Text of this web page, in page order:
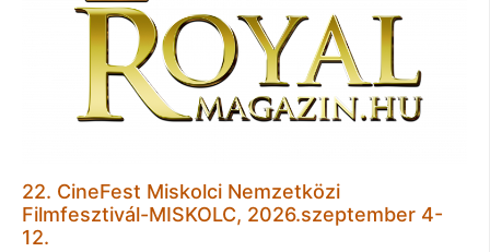
22. CineFest Miskolci Nemzetközi
Filmfesztivál-MISKOLC, 2026.szeptember 4-
12.